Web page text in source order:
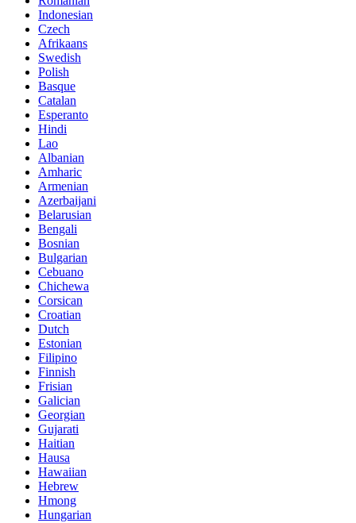
Indonesian
Czech
Afrikaans
Swedish
Polish
Basque
Catalan
Esperanto
Hindi
Lao
Albanian
Amharic
Armenian
Azerbaijani
Belarusian
Bengali
Bosnian
Bulgarian
Cebuano
Chichewa
Corsican
Croatian
Dutch
Estonian
Filipino
Finnish
Frisian
Galician
Georgian
Gujarati
Haitian
Hausa
Hawaiian
Hebrew
Hmong
Hungarian